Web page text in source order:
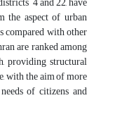
the aspect of urban
compared with other
are ranked among
providing structural
with the aim of more
of citizens and